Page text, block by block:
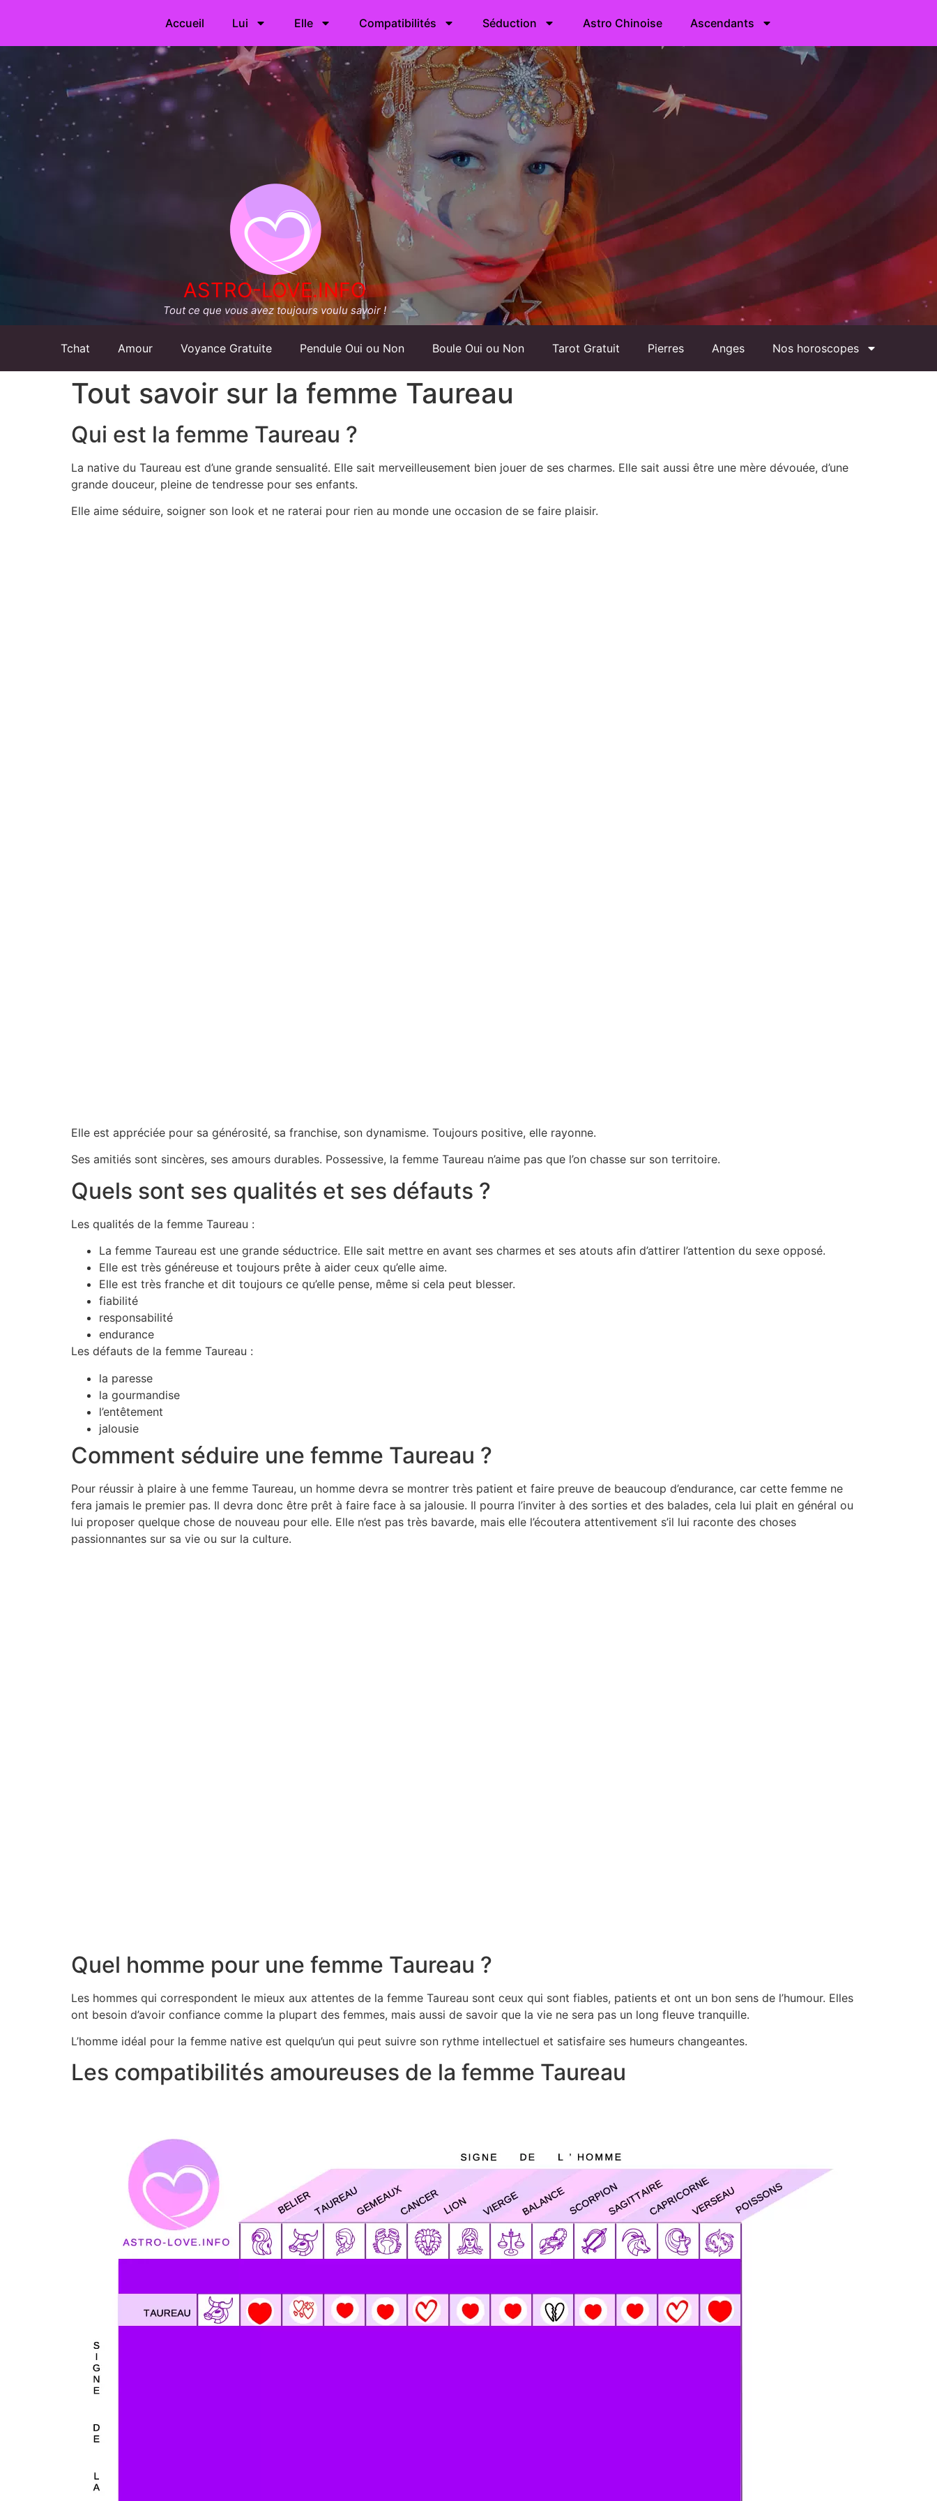
Accueil Lui Elle Compatibilités Séduction Astro Chinoise Ascendants
ASTRO-LOVE.INFO
Tout ce que vous avez toujours voulu savoir !
Tchat Amour Voyance Gratuite Pendule Oui ou Non Boule Oui ou Non Tarot Gratuit Pierres Anges Nos horoscopes
Tout savoir sur la femme Taureau
Qui est la femme Taureau ?
La native du Taureau est d’une grande sensualité. Elle sait merveilleusement bien jouer de ses charmes. Elle sait aussi être une mère dévouée, d’une
grande douceur, pleine de tendresse pour ses enfants.
Elle aime séduire, soigner son look et ne raterai pour rien au monde une occasion de se faire plaisir.
Elle est appréciée pour sa générosité, sa franchise, son dynamisme. Toujours positive, elle rayonne.
Ses amitiés sont sincères, ses amours durables. Possessive, la femme Taureau n’aime pas que l’on chasse sur son territoire.
Quels sont ses qualités et ses défauts ?
Les qualités de la femme Taureau :
La femme Taureau est une grande séductrice. Elle sait mettre en avant ses charmes et ses atouts afin d’attirer l’attention du sexe opposé.
Elle est très généreuse et toujours prête à aider ceux qu’elle aime.
Elle est très franche et dit toujours ce qu’elle pense, même si cela peut blesser.
fiabilité
responsabilité
endurance
Les défauts de la femme Taureau :
la paresse
la gourmandise
l’entêtement
jalousie
Comment séduire une femme Taureau ?
Pour réussir à plaire à une femme Taureau, un homme devra se montrer très patient et faire preuve de beaucoup d’endurance, car cette femme ne
fera jamais le premier pas. Il devra donc être prêt à faire face à sa jalousie. Il pourra l’inviter à des sorties et des balades, cela lui plait en général ou
lui proposer quelque chose de nouveau pour elle. Elle n’est pas très bavarde, mais elle l’écoutera attentivement s’il lui raconte des choses
passionnantes sur sa vie ou sur la culture.
Quel homme pour une femme Taureau ?
Les hommes qui correspondent le mieux aux attentes de la femme Taureau sont ceux qui sont fiables, patients et ont un bon sens de l’humour. Elles
ont besoin d’avoir confiance comme la plupart des femmes, mais aussi de savoir que la vie ne sera pas un long fleuve tranquille.
L’homme idéal pour la femme native est quelqu’un qui peut suivre son rythme intellectuel et satisfaire ses humeurs changeantes.
Les compatibilités amoureuses de la femme Taureau